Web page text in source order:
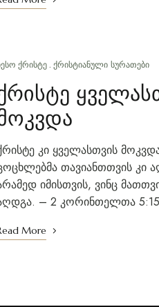
ᲐᲒᲕᲘᲡᲢᲝ 6, 2013
ᲥᲠᲘᲡᲢᲔ ᲥᲠᲘᲡᲢᲘᲐᲜᲣᲚᲘ ᲡᲣᲠᲐᲗᲔᲑᲘ
კი ყველასთვის
თავიანთთვის კი
იმისთვის, ვინც
– 2 კორინთელთა 5:15
More